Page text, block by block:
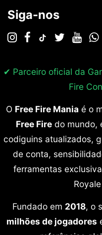
Siga-nos
✔ Parceiro oficial da
Fire
O Free Fire Mania é o
Free Firedo mundo,
codiguins atualizados,
de conta,
ferramentas
Fundado em 2018, o
milhões de jogadores